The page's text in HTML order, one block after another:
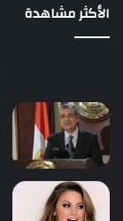
الأكثر مشاهدة